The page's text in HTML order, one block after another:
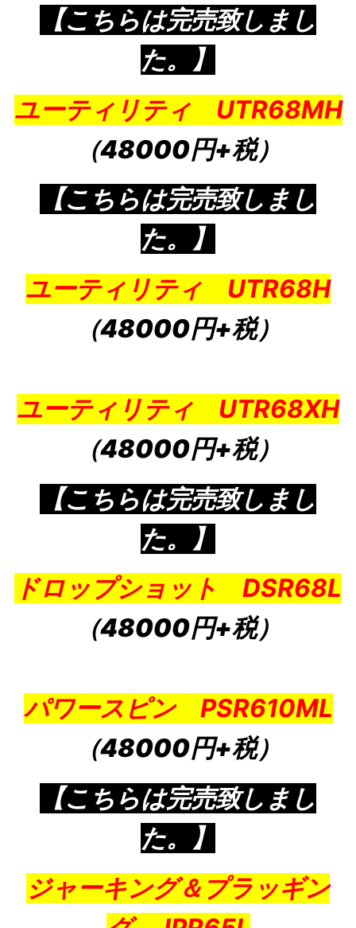
【こちらは完売致しまし
た。】
ユーティリティ UTR68MH
（48000円+税）
【こちらは完売致しまし
た。】
ユーティリティ UTR68H
（48000円+税）
ユーティリティ UTR68XH
（48000円+税）
【こちらは完売致しまし
た。】
ドロップショット DSR68L
（48000円+税）
パワースピン PSR610ML
（48000円+税）
【こちらは完売致しまし
た。】
ジャーキング＆プラッギン